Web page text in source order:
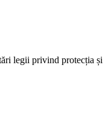
legii privind protecția și